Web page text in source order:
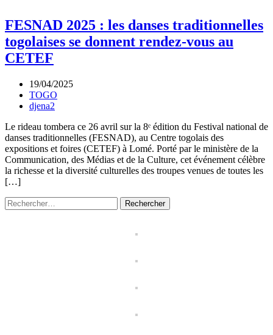
FESNAD 2025 : les danses traditionnelles
togolaises se donnent rendez-vous au
CETEF
19/04/2025
TOGO
djena2
Le rideau tombera ce 26 avril sur la 8ᵉ édition du Festival national de
danses traditionnelles (FESNAD), au Centre togolais des
expositions et foires (CETEF) à Lomé. Porté par le ministère de la
Communication, des Médias et de la Culture, cet événement célèbre
la richesse et la diversité culturelles des troupes venues de toutes les
[…]